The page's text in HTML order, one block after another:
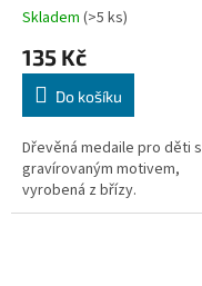
Skladem (>5 ks)
135 Kč
Do košíku
Dřevěná medaile pro děti s
gravírovaným motivem,
vyrobená z břízy.